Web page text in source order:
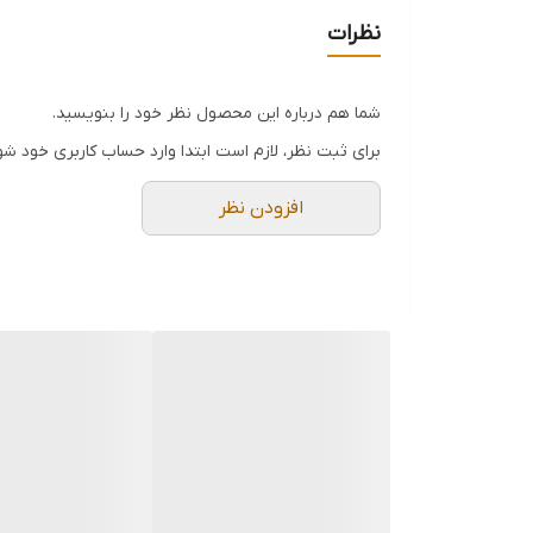
نظرات
شما هم درباره این محصول نظر خود را بنویسید.
برای ثبت نظر، لازم است ابتدا وارد حساب کاربری خود
افزودن نظر